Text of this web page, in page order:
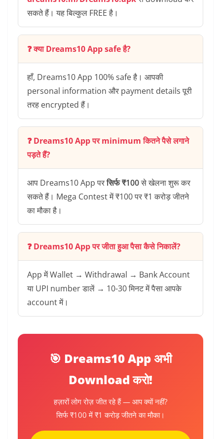
सकते हैं। यह बिल्कुल FREE है।
❓ क्या Dreams10 App safe है?
हाँ, Dreams10 App 100% safe है। आपकी
personal information और payment details पूरी
तरह encrypted हैं।
❓ Dreams10 App पर minimum कितने पैसे लगाने
पड़ते हैं?
आप Dreams10 App परसिर्फ ₹100से खेलना शुरू कर
सकते हैं। Mega Contest में ₹100 पर ₹1 करोड़ जीतने
का मौका है।
❓ Dreams10 App पर जीता हुआ पैसा कैसे निकालें?
App में Wallet → Withdrawal → Bank Account
या UPI number डालें → 10-30 मिनट में पैसा आपके
account में।
🎯 Dreams10 App अभी
Download करो!
हज़ारों लोग रोज़ जीत रहे हैं — आप क्यों नहीं?
सिर्फ ₹100 में ₹1 करोड़ जीतने का मौका।